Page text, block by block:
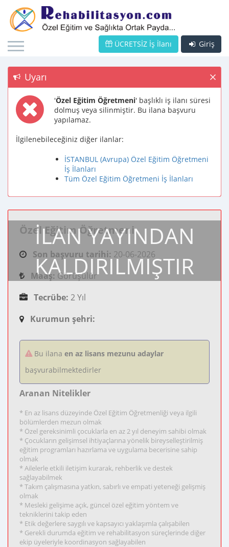
Giriş
ÜCRETSİZ İş İlanı
Uyarı
'Özel Eğitim Öğretmeni' başlıklı iş ilanı süresi
dolmuş veya silinmiştir. Bu ilana başvuru
yapılamaz.
İlgilenebileceğiniz diğer ilanlar:
İSTANBUL (Avrupa) Özel Eğitim Öğretmeni
İş İlanları
Tüm Özel Eğitim Öğretmeni İş İlanları
İLAN YAYINDAN
KALDIRILMIŞTIR
Özel Eğitim Öğretmeni
Son başvuru tarihi: 20-06-2026
Maaş: Görüşülür
Tecrübe: 2 Yıl
Kurumun şehri:
Bu ilana en az lisans mezunu adaylar
başvurabilmektedirler
Aranan Nitelikler
* En az lisans düzeyinde Özel Eğitim Öğretmenliği veya ilgili
bölümlerden mezun olmak
* Özel gereksinimli çocuklarla en az 2 yıl deneyim sahibi olmak
* Çocukların gelişimsel ihtiyaçlarına yönelik bireyselleştirilmiş
eğitim programları hazırlama ve uygulama becerisine sahip
olmak
* Ailelerle etkili iletişim kurarak, rehberlik ve destek
sağlayabilmek
* Takım çalışmasına yatkın, sabırlı ve empati yeteneği gelişmiş
olmak
* Mesleki gelişime açık, güncel özel eğitim yöntem ve
tekniklerini takip eden
* Etik değerlere saygılı ve kapsayıcı yaklaşımla çalışabilen
* Gerekli durumda eğitim ve rehabilitasyon süreçlerinde diğer
ekip üyeleriyle koordinasyon sağlayabilen